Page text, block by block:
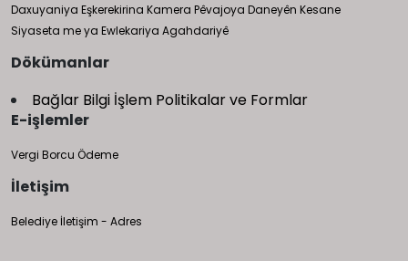
Daxuyaniya Eşkerekirina Kamera Pêvajoya Daneyên Kesane
Siyaseta me ya Ewlekariya Agahdariyê
Dökümanlar
Bağlar Bilgi İşlem Politikalar ve Formlar
E-işlemler
Vergi Borcu Ödeme
İletişim
Belediye İletişim - Adres